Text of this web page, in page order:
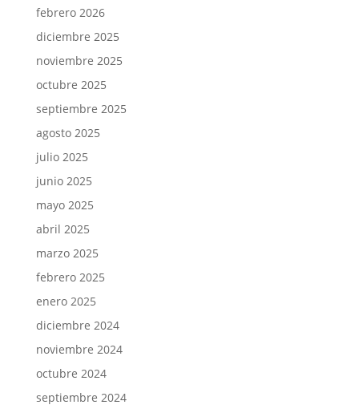
febrero 2026
diciembre 2025
noviembre 2025
octubre 2025
septiembre 2025
agosto 2025
julio 2025
junio 2025
mayo 2025
abril 2025
marzo 2025
febrero 2025
enero 2025
diciembre 2024
noviembre 2024
octubre 2024
septiembre 2024